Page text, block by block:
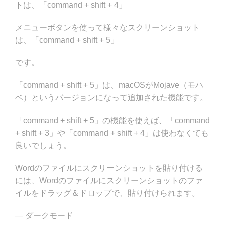
トは、「command + shift + 4」
メニューボタンを使って様々なスクリーンショット
は、「command + shift + 5」
です。
「command + shift + 5」は、macOSがMojave（モハ
ベ）というバージョンになって追加された機能です。
「command + shift + 5」の機能を使えば、「command
+ shift + 3」や「command + shift + 4」は使わなくても
良いでしょう。
Wordのファイルにスクリーンショットを貼り付ける
には、Wordのファイルにスクリーンショットのファ
イルをドラッグ＆ドロップで、貼り付けられます。
— ダークモード